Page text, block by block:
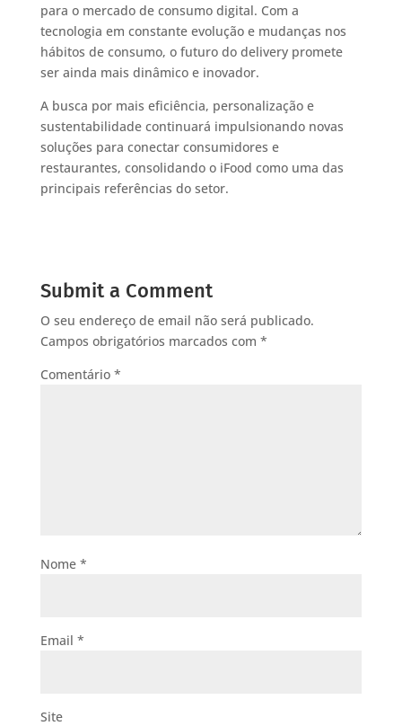
para o mercado de consumo digital. Com a
tecnologia em constante evolução e mudanças nos
hábitos de consumo, o futuro do delivery promete
ser ainda mais dinâmico e inovador.
A busca por mais eficiência, personalização e
sustentabilidade continuará impulsionando novas
soluções para conectar consumidores e
restaurantes, consolidando o iFood como uma das
principais referências do setor.
Submit a Comment
O seu endereço de email não será publicado.
Campos obrigatórios marcados com *
Comentário *
Nome *
Email *
Site